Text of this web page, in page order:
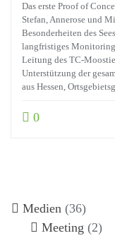
Das erste Proof of
Stefan, Annerose und
Besonderheiten des
langfristiges Monitoring
Leitung des TC-
Unterstützung der
aus Hessen,
0
Medien (36)
Meeting (2)